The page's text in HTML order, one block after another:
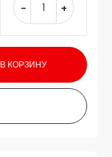
- +
В КОРЗИНУ